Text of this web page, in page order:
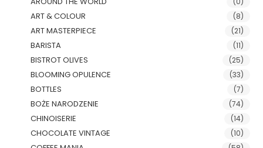
ART & COLOUR (8)
ART MASTERPIECE (21)
BARISTA (11)
BISTROT OLIVES (25)
BLOOMING OPULENCE (33)
BOTTLES (7)
BOŻE NARODZENIE (74)
CHINOISERIE (14)
CHOCOLATE VINTAGE (10)